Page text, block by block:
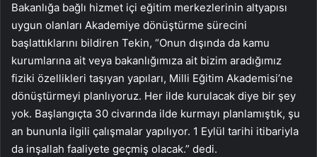
Bakanlığa bağlı hizmet içi eğitim merkezlerinin altyapısı
uygun olanları Akademiye dönüştürme sürecini
başlattıklarını bildiren Tekin, “Onun dışında da kamu
kurumlarına ait veya bakanlığımıza ait bizim aradığımız
fiziki özellikleri taşıyan yapıları, Milli Eğitim Akademisi’ne
dönüştürmeyi planlıyoruz. Her ilde kurulacak diye bir şey
yok. Başlangıçta 30 civarında ilde kurmayı planlamıştık, şu
an bununla ilgili çalışmalar yapılıyor. 1 Eylül tarihi itibariyla
da inşallah faaliyete geçmiş olacak.” dedi.